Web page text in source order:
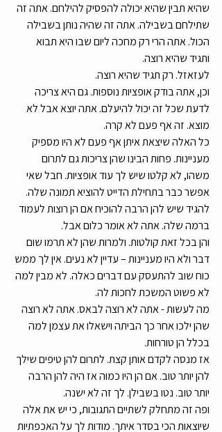
שהיא תבין שהיא יכולה להפסיק להילחם. אתה זה
שתילחם בשבילה. אתה זה שהיה נותן בשבילה
הכול. אתה הרי רק מחכה ליום שבו היא תבוא
ותגיד שהיא רוצה.
לעזאזל. רק תגיד שהיא רוצה.
וכן, אתה בודק אופציות נוספות. גם היא צריכה
לדעת שכל זה יכול להיעלם. אתה יוצא אבל לא
מוצא. זה אף פעם לא קרה.
כל האלה שיצאת איתן אף פעם לא היו מספיק
מעניינות. פחות הבינו שהן צריכות גם לתרום
משהו, לא קלטו שיש לך עוד אופציות. חבל שאי
אפשר כבר בתחילת הדייט להוציא תמונה שלה.
להגיד שיש להן הרבה להוכיח אם הן רוצות לעמוד
ברמה שלה. אתה לא אומר כלום אבל.
והן בכל זאת קולטות. ולמרות שהן לא תרמו שום
דבר ולא היו מעניינות – עדיין לא נעים. אין לך ממש
כוח שוב להתעסק עם דברים כאלה. לא מבין למה
לא פשוט המשכת לחכות לה.
מה לעשות - אתה לא רוצה לבאס. אתה לא רוצה
שהן ילכו אחר כך הביתה וישאלו את עצמן למה
בכלל הן טורחות.
אז מנסה לקדם אותן קצת. לתרום להן טיפים שילך
להן יותר טוב. אם הן היו כמוה אז היה להן הרבה
יותר טוב. נטו בשבילן. לך זה לא ישנה.
ופה זה מתחלק לשתיים התגובות, כי יש את אלה
שיוצאות הכי בסדר איתך. מודות לך על האכפתיות